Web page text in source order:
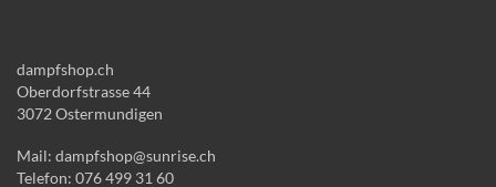
dampfshop.ch
Oberdorfstrasse 44
3072 Ostermundigen
Mail: dampfshop@sunrise.ch
Telefon: 076 499 31 60